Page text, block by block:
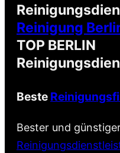
Reinigung
TOP BERLIN
Beste
Bester und